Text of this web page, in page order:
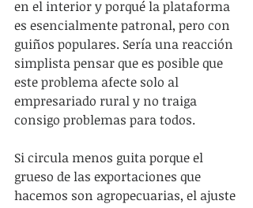
en el interior y porqué la plataforma
es esencialmente patronal, pero con
guiños populares. Sería una reacción
simplista pensar que es posible que
este problema afecte solo al
empresariado rural y no traiga
consigo problemas para todos.
Si circula menos guita porque el
grueso de las exportaciones que
hacemos son agropecuarias, el ajuste